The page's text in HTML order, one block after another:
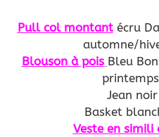
Pull col montantécru
automne/
Blouson à pois Bleu
Jean noir
Basket
Veste en simili